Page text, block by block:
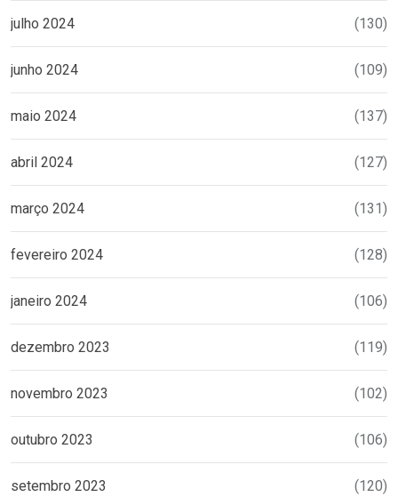
julho 2024 (130)
junho 2024 (109)
maio 2024 (137)
abril 2024 (127)
março 2024 (131)
fevereiro 2024 (128)
janeiro 2024 (106)
dezembro 2023 (119)
novembro 2023 (102)
outubro 2023 (106)
setembro 2023 (120)